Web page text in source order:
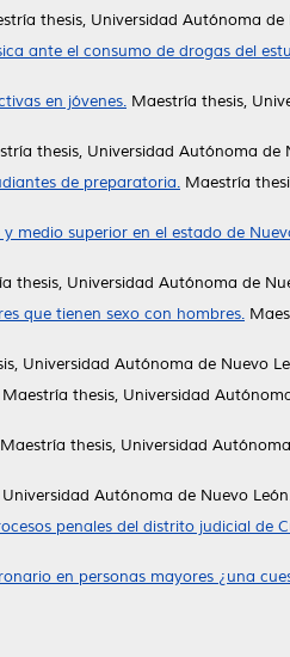
thesis, Universidad Autónoma de
ante el consumo de drogas del
en jóvenes. Maestría thesis,
thesis, Universidad Autónoma de
de preparatoria. Maestría
medio superior en el estado de
thesis, Universidad Autónoma de
que tienen sexo con hombres.
Universidad Autónoma de Nuevo
Maestría thesis, Universidad
Maestría thesis, Universidad
Autónoma de Nuevo
penales del distrito judicial de
en personas mayores ¿una